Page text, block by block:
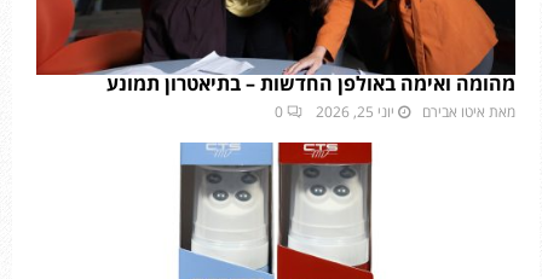
מהומה ואימה באולפן החדשות – בתיאטרון תמונע
מאת איטו אבירם יוני 25, 2026 0